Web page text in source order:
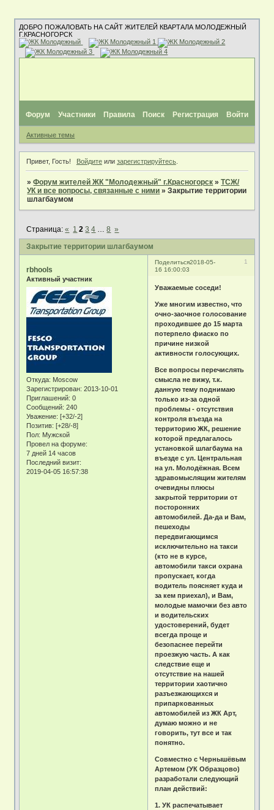
ДОБРО ПОЖАЛОВАТЬ НА САЙТ ЖИТЕЛЕЙ КВАРТАЛА МОЛОДЕЖНЫЙ
Г.КРАСНОГОРСК
Форум Участники Правила Поиск Регистрация Войти
Активные темы
Привет, Гость! Войдитеили зарегистрируйтесь.
»Форум жителей ЖК "Молодежный" г.Красногорск »ТСЖ/
УК и все вопросы, связанные с ними »Закрытие территории
шлагбаумом
Закрытие территории шлагбаумом
Страница:« 1 2 3 4 8 »
Поделиться 1
2018-05-
16 16:00:03
rbhools
Активный участник
Откуда: Moscow
Зарегистрирован: 2013-10-01
Приглашений: 0
Сообщений: 240
Уважение: [+32/-2]
Позитив: [+28/-8]
Пол: Мужской
Провел на форуме:
7 дней 14 часов
Последний визит:
2019-04-05 16:57:38
Уважаемые соседи!
Уже многим известно, что
очно-заочное голосование
проходившее до 15 марта
потерпело фиаско по
причине низкой
активности голосующих.
Все вопросы перечислять
смысла не вижу, т.к.
данную тему поднимаю
только из-за одной
проблемы - отсутствия
контроля въезда на
территорию ЖК, решение
которой предлагалось
установкой шлагбаума на
въезде с ул. Центральная
на ул. Молодёжная. Всем
здравомыслящим жителям
очевидны плюсы
закрытой территории от
посторонних
автомобилей. Да-да и Вам,
пешеходы
передвигающимся
исключительно на такси
(кто не в курсе,
автомобили такси охрана
пропускает, когда
водитель поясняет куда и
за кем приехал), и Вам,
молодые мамочки без авто
и водительских
удостоверений, будет
всегда проще и
безопаснее перейти
проезжую часть. А как
следствие еще и
отсутствие на нашей
территории хаотично
разъезжающихся и
припаркованных
автомобилей из ЖК Арт,
думаю можно и не
говорить, тут все и так
понятно.
Совместно с Чернышёвым
Артемом (УК Образцово)
разработали следующий
план действий:
1. УК распечатывает